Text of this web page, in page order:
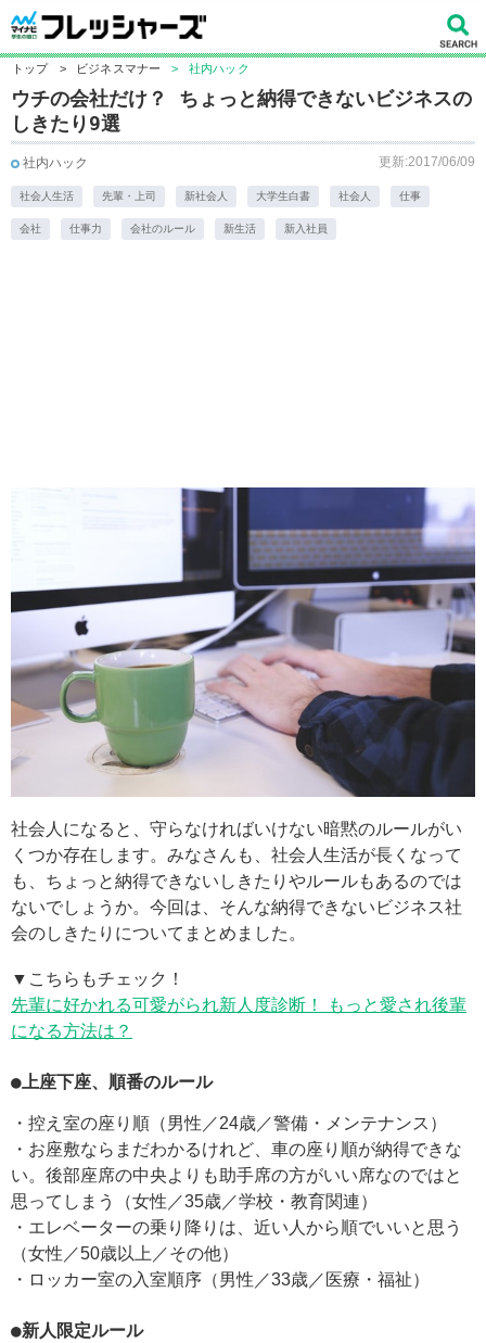
トップ > ビジネスマナー > 社内ハック
ウチの会社だけ？ ちょっと納得できないビジネスの
しきたり9選
社内ハック 更新:2017/06/09
社会人生活 先輩・上司 新社会人 大学生白書 社会人 仕事
会社 仕事力 会社のルール 新生活 新入社員
社会人になると、守らなければいけない暗黙のルールがい
くつか存在します。みなさんも、社会人生活が長くなって
も、ちょっと納得できないしきたりやルールもあるのでは
ないでしょうか。今回は、そんな納得できないビジネス社
会のしきたりについてまとめました。
▼こちらもチェック！
先輩に好かれる可愛がられ新人度診断！ もっと愛され後輩
になる方法は？
●上座下座、順番のルール
・控え室の座り順（男性／24歳／警備・メンテナンス）
・お座敷ならまだわかるけれど、車の座り順が納得できな
い。後部座席の中央よりも助手席の方がいい席なのではと
思ってしまう（女性／35歳／学校・教育関連）
・エレベーターの乗り降りは、近い人から順でいいと思う
（女性／50歳以上／その他）
・ロッカー室の入室順序（男性／33歳／医療・福祉）
●新人限定ルール